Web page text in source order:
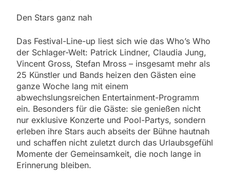
Den Stars ganz nah
Das Festival-Line-up liest sich wie das Who’s Who
der Schlager-Welt: Patrick Lindner, Claudia Jung,
Vincent Gross, Stefan Mross – insgesamt mehr als
25 Künstler und Bands heizen den Gästen eine
ganze Woche lang mit einem
abwechslungsreichen Entertainment-Programm
ein. Besonders für die Gäste: sie genießen nicht
nur exklusive Konzerte und Pool-Partys, sondern
erleben ihre Stars auch abseits der Bühne hautnah
und schaffen nicht zuletzt durch das Urlaubsgefühl
Momente der Gemeinsamkeit, die noch lange in
Erinnerung bleiben.